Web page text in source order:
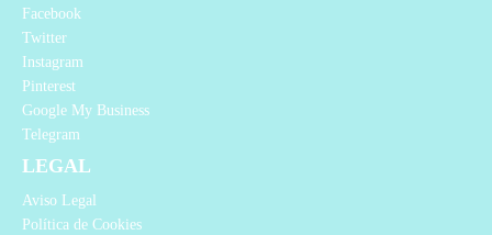
Facebook
Twitter
Instagram
Pinterest
Google My Business
Telegram
LEGAL
Aviso Legal
Política de Cookies